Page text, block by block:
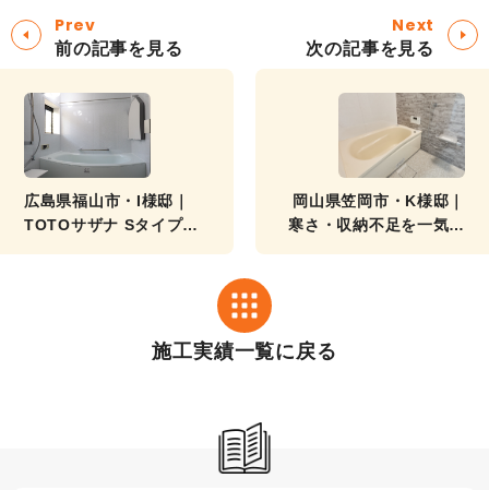
Prev
前の記事を見る
広島県福山市・I様邸｜
TOTOサザナ Sタイプ・
施工実績一覧に戻る
Next
次の記事を見る
岡山県笠岡市・K様邸｜
寒さ・収納不足を一気に